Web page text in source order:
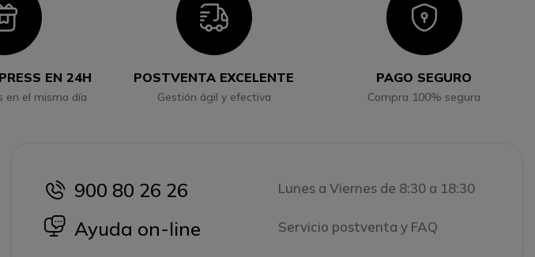
Icon
EN 24H
en el mismo día
Icon
POSTVENTA EXCELENTE
Gestión ágil y efectiva
Icon
PAGO SEGURO
Compra 100% segura
icon
900 80 26 26 Lunes a Viernes de 8:30 a 18:30
icon
Ayuda on-line Servicio postventa y FAQ